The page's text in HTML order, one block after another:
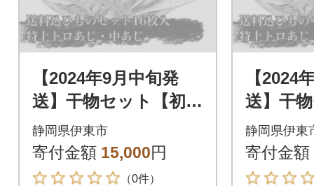
【2024年9月中旬発
送】干物セット【初島
C】特トロあじ・中あ
じ各8枚 伊豆・伊東
の干物詰め合わせ
静岡県伊東市
寄付金額 15,000円
（0件）
【2024
送】干
C】特ト
じ各8
の干物
静岡県伊東
寄付金額